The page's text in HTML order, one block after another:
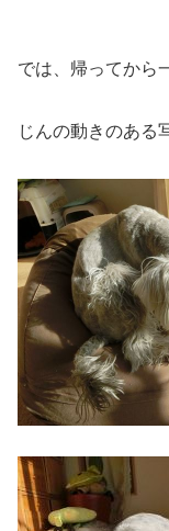
では、帰ってから
じんの動きのある